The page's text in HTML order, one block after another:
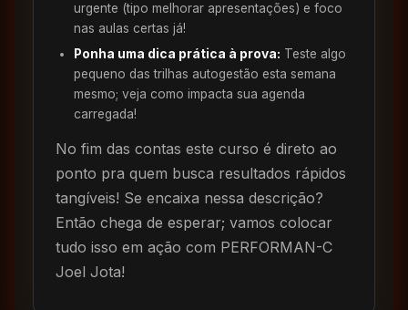
urgente (tipo melhorar apresentações) e foco
nas aulas certas já!
Ponha uma dica prática à prova: Teste algo
pequeno das trilhas autogestão esta semana
mesmo; veja como impacta sua agenda
carregada!
No fim das contas este curso é direto ao
ponto pra quem busca resultados rápidos
tangíveis! Se encaixa nessa descrição?
Então chega de esperar; vamos colocar
tudo isso em ação com PERFORMAN-C
Joel Jota!